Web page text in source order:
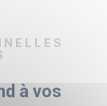
à vos